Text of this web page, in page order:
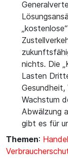
nichts. Die
Lasten
Gesundheit,
Wachstum
Abwälzung
gibt es für
Themen: